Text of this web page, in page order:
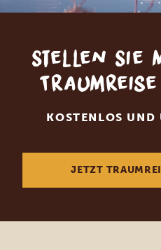
Stellen Sie
KOSTENLOS
JETZT